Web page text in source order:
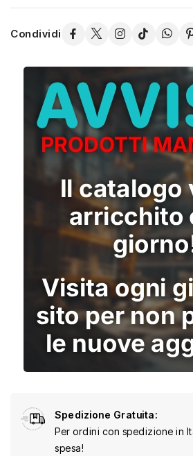
Condividi
Spedizione Gratuita:
Per ordini con spedizione in
spesa!